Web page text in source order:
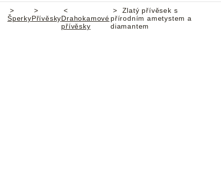
Domů
ŠperkyPřívěskyDrahokamové
přívěsky
Zlatý přívěsek s
přírodním ametystem a
diamantem